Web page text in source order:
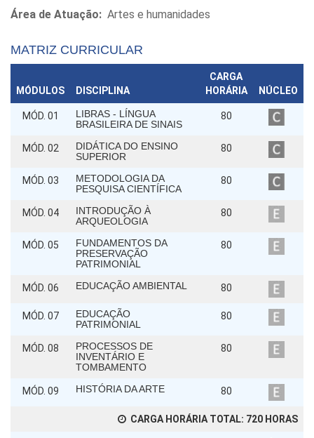
Área de Atuação: Artes e humanidades
MATRIZ CURRICULAR
MÓDULOS DISCIPLINA
CARGA
HORÁRIA
NÚCLEO
MÓD. 01
LIBRAS - LÍNGUA
BRASILEIRA DE SINAIS
80
MÓD. 02
DIDÁTICA DO ENSINO
SUPERIOR
80
MÓD. 03
METODOLOGIA DA
PESQUISA CIENTÍFICA
80
MÓD. 04
INTRODUÇÃO À
ARQUEOLOGIA
80
MÓD. 05
FUNDAMENTOS DA
PRESERVAÇÃO
PATRIMONIAL
80
MÓD. 06 EDUCAÇÃO AMBIENTAL 80
MÓD. 07
EDUCAÇÃO
PATRIMONIAL
80
MÓD. 08
PROCESSOS DE
INVENTÁRIO E
TOMBAMENTO
80
MÓD. 09 HISTÓRIA DA ARTE 80
CARGA HORÁRIA TOTAL: 720 HORAS